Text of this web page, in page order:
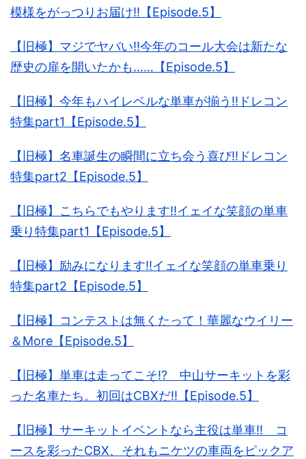
模様をがっつりお届け!!【Episode.5】
【旧極】マジでヤバい!!今年のコール大会は新たな
歴史の扉を開いたかも……【Episode.5】
【旧極】今年もハイレベルな単車が揃う!!ドレコン
特集part1【Episode.5】
【旧極】名車誕生の瞬間に立ち会う喜び!!ドレコン
特集part2【Episode.5】
【旧極】こちらでもやります!!イェイな笑顔の単車
乗り特集part1【Episode.5】
【旧極】励みになります!!イェイな笑顔の単車乗り
特集part2【Episode.5】
【旧極】コンテストは無くたって！華麗なウイリー
＆More【Episode.5】
【旧極】単車は走ってこそ!? 中山サーキットを彩
った名車たち。初回はCBXだ!!【Episode.5】
【旧極】サーキットイベントなら主役は単車!! コ
ースを彩ったCBX、それもニケツの車両をピックア